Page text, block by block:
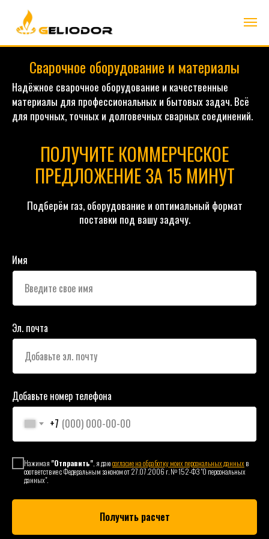
Сварочное оборудование и материалы
Надёжное сварочное оборудование и качественные
материалы для профессиональных и бытовых задач. Всё
для прочных, точных и долговечных сварных соединений.
ПОЛУЧИТЕ КОММЕРЧЕСКОЕ
ПРЕДЛОЖЕНИЕ ЗА 15 МИНУТ
Подберём газ, оборудование и оптимальный формат
поставки под вашу задачу.
Имя
Эл. почта
Добавьте номер телефона
+7
Нажимая "Отправить", я даюсогласие на обработку моих персональных данныхв
соответствие с Федеральным законом от 27.07.2006 г. № 152-ФЗ "О персональных
данных".
Получить расчет